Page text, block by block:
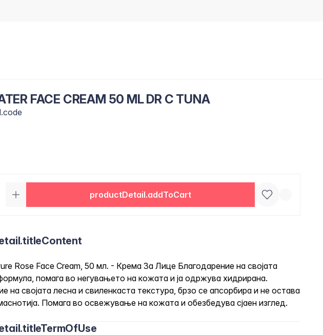
FACE CREAM 50 ML DR C TUNA
productDetail.addToCart
Rose Face Cream, 50 мл. - Крема За Лице Благодарение на својата
помага во негувањето на кожата и ја одржува хидрирана.
на својата лесна и свиленкаста текстура, брзо се апсорбира и не остава
Помага во освежување на кожата и обезбедува сјаен изглед.